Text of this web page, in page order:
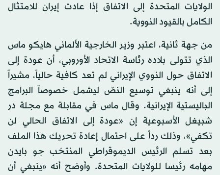
الولايات المتحدة إلى الاتفاق إذا عادت إيران للامتثال
الكامل بالقيود النووية.
من جهة ثانية، اعتبر وزير الخارجية الألماني هايكو ماس
الذي تتولى بلاده رئاسة الاتحاد الأوروبي، أن عودة إلى
الاتفاق حول النووي الإيراني لم تعد كافية حالياً، مشيراً
إلى أنه ينبغي توسيع النصّ ليشمل خصوصاً البرامج
الباليستية الإيرانية. وقال ماس في مقابلة مع مجلة در
شبيغل الأسبوعية إن «عودة إلى الاتفاق الحالي لن
تكفي»، وذلك رداً على احتمال إعادة تحريك هذا الملف
بعد تسلم الرئيس الديموقراطي المنتخب جو بايدن
مهامه رئيسا للولايات المتحدة. وأوضح أنه «ينبغي أن